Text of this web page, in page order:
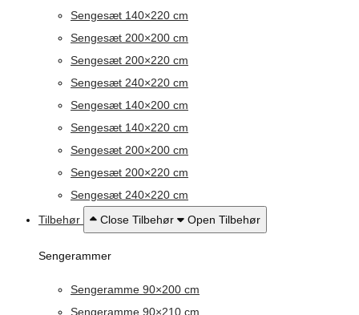
Sengesæt 140×220 cm
Sengesæt 200×200 cm
Sengesæt 200×220 cm
Sengesæt 240×220 cm
Sengesæt 140×200 cm
Sengesæt 140×220 cm
Sengesæt 200×200 cm
Sengesæt 200×220 cm
Sengesæt 240×220 cm
Tilbehør
Close Tilbehør Open Tilbehør
Sengerammer
Sengeramme 90×200 cm
Sengeramme 90×210 cm